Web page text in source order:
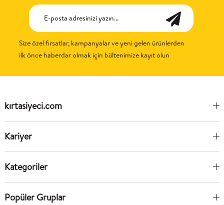
Size özel fırsatlar, kampanyalar ve yeni gelen ürünlerden
ilk önce haberdar olmak için bültenimize kayıt olun
kırtasiyeci.com
Kariyer
Kategoriler
Popüler Gruplar